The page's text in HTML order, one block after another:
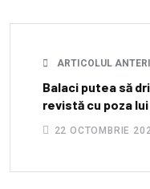
ARTICOLUL
Balaci putea să
revistă cu poza
22 OCTOMBRIE